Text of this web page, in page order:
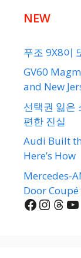
NEW
푸조 9X8이
GV60
and New
선택권 잃은
편한 진실
Audi Built
Here’s How
Mercedes-
Door
Facebook